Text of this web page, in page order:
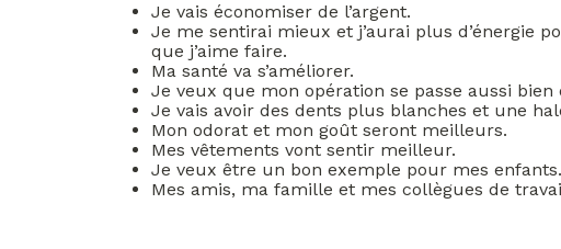
Je vais économiser de l’argent.
Je me sentirai mieux et j’aurai plus d’énergie
que j’aime faire.
Ma santé va s’améliorer.
Je veux que mon opération se passe aussi bien
Je vais avoir des dents plus blanches et une
Mon odorat et mon goût seront meilleurs.
Mes vêtements vont sentir meilleur.
Je veux être un bon exemple pour mes enfants.
Mes amis, ma famille et mes collègues de